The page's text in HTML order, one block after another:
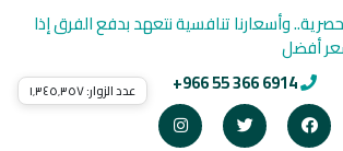
+966 55 366 6914
وأسعارنا تنافسية نتعهد بدفع الفرق إذا
أفضل
عدد الزوار:١٬٣٤٥٬٣٥٧